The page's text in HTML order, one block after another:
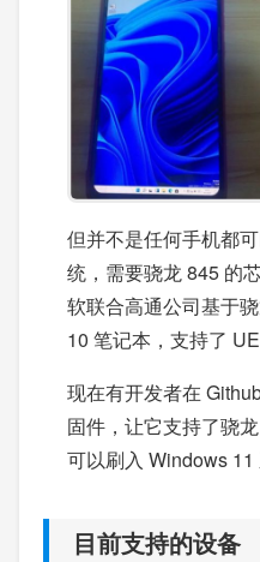
但并不是任何手机都
统，需要骁龙 845 的
软联合高通公司基于
10 笔记本，支持了
现在有开发者在
固件，让它支持了骁
可以刷入 Windows 11
目前支持的设备